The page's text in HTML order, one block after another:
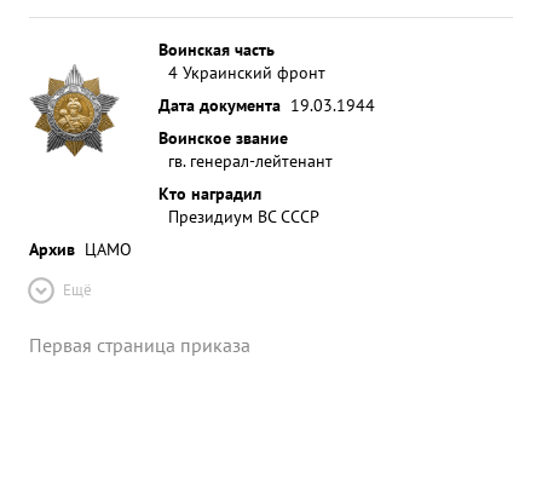
Воинская часть
4 Украинский фронт
Дата документа 19.03.1944
Воинское звание
гв. генерал-лейтенант
Кто наградил
Президиум ВС СССР
Архив ЦАМО
Ещё
Первая страница приказа